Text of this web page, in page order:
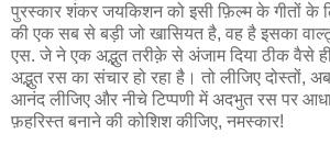
पुरस्कार शंकर जयकिशन को इसी फ़िल्म के गीतों के
की एक सब से बड़ी जो खासियत है, वह है इसका
एस. जे ने एक अद्भुत तरीक़े से अंजाम दिया ठीक वैसे
अद्भुत रस का संचार हो रहा है। तो लीजिए दोस्तों,
आनंद लीजिए और नीचे टिप्पणी में अदभुत रस पर
फ़हरिस्त बनाने की कोशिश कीजिए, नमस्कार!